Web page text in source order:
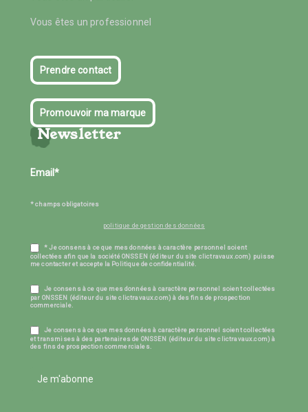
Vous êtes un professionnel
Prendre contact
Promouvoir ma marque
Newsletter
* champs obligatoires
politique de gestion des données
* Je consens à ce que mes données à caractère personnel soient
collectées afin que la société ONSSEN (éditeur du site clictravaux.com) puisse
me contacter et accepte la Politique de confidentialité.
Je consens à ce que mes données à caractère personnel soient collectées
par ONSSEN (éditeur du site clictravaux.com) à des fins de prospection
commerciale.
Je consens à ce que mes données à caractère personnel soient collectées
et transmises à des partenaires de ONSSEN (éditeur du site clictravaux.com) à
des fins de prospection commerciales.
Je m'abonne